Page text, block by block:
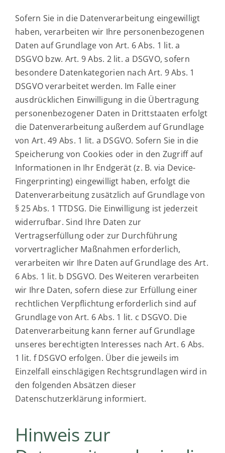
Sofern Sie in die Datenverarbeitung eingewilligt
haben, verarbeiten wir Ihre personenbezogenen
Daten auf Grundlage von Art. 6 Abs. 1 lit. a
DSGVO bzw. Art. 9 Abs. 2 lit. a DSGVO, sofern
besondere Datenkategorien nach Art. 9 Abs. 1
DSGVO verarbeitet werden. Im Falle einer
ausdrücklichen Einwilligung in die Übertragung
personenbezogener Daten in Drittstaaten erfolgt
die Datenverarbeitung außerdem auf Grundlage
von Art. 49 Abs. 1 lit. a DSGVO. Sofern Sie in die
Speicherung von Cookies oder in den Zugriff auf
Informationen in Ihr Endgerät (z. B. via Device-
Fingerprinting) eingewilligt haben, erfolgt die
Datenverarbeitung zusätzlich auf Grundlage von
§ 25 Abs. 1 TTDSG. Die Einwilligung ist jederzeit
widerrufbar. Sind Ihre Daten zur
Vertragserfüllung oder zur Durchführung
vorvertraglicher Maßnahmen erforderlich,
verarbeiten wir Ihre Daten auf Grundlage des Art.
6 Abs. 1 lit. b DSGVO. Des Weiteren verarbeiten
wir Ihre Daten, sofern diese zur Erfüllung einer
rechtlichen Verpflichtung erforderlich sind auf
Grundlage von Art. 6 Abs. 1 lit. c DSGVO. Die
Datenverarbeitung kann ferner auf Grundlage
unseres berechtigten Interesses nach Art. 6 Abs.
1 lit. f DSGVO erfolgen. Über die jeweils im
Einzelfall einschlägigen Rechtsgrundlagen wird in
den folgenden Absätzen dieser
Datenschutzerklärung informiert.
Hinweis zur